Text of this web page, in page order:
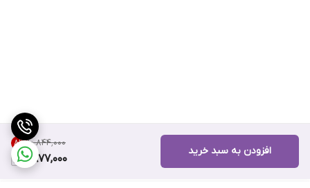
۱۰٬۸۴۴٬۰۰۰ 8%
9,877,000
افزودن به سبد خرید